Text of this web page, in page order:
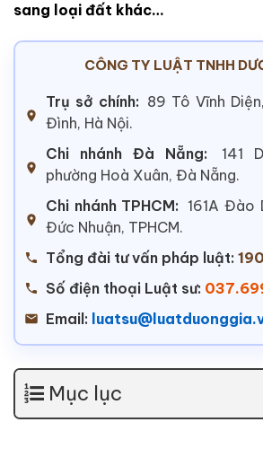
sang loại đất khác…
CÔNG TY LUẬT TNHH
Trụ sở chính: 89 Tô Vĩnh
Đình, Hà Nội.
Chi nhánh Đà Nẵng:
141
phường Hoà Xuân, Đà Nẵng.
Chi nhánh TPHCM: 161A Đào
Đức Nhuận, TPHCM.
Tổng đài tư vấn pháp luật:
Số điện thoại Luật sư:
Email:
Mục lục